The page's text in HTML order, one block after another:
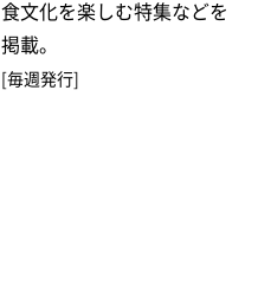
食文化を楽しむ特集などを
掲載。
[毎週発行]